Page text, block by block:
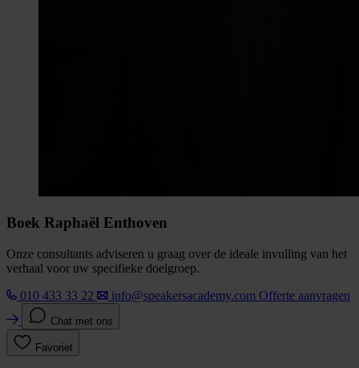
Boek Raphaël Enthoven
Onze consultants adviseren u graag over de ideale invulling van het
verhaal voor uw specifieke doelgroep.
010 433 33 22
info@speakersacademy.com Offerte aanvragen
Chat met ons
Favoriet